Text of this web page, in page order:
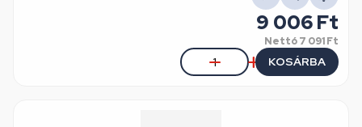
9 006 Ft
Nettó7 091 Ft
KOSÁRBA